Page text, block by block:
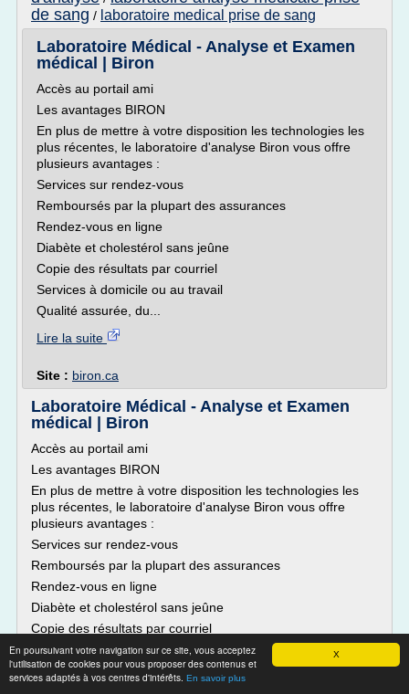
X
En poursuivant votre navigation sur ce site, vous acceptez
l'utilisation de cookies pour vous proposer des contenus et
services adaptés à vos centres d'intérêts. En savoir plus
de sang / laboratoire medical prise de sang
Laboratoire Médical - Analyse et Examen
médical | Biron
Accès au portail ami
Les avantages BIRON
En plus de mettre à votre disposition les technologies les
plus récentes, le laboratoire d'analyse Biron vous offre
plusieurs avantages :
Services sur rendez-vous
Remboursés par la plupart des assurances
Rendez-vous en ligne
Diabète et cholestérol sans jeûne
Copie des résultats par courriel
Services à domicile ou au travail
Qualité assurée, du...
Lire la suite
Site : biron.ca
Laboratoire Médical - Analyse et Examen
médical | Biron
Accès au portail ami
Les avantages BIRON
En plus de mettre à votre disposition les technologies les
plus récentes, le laboratoire d'analyse Biron vous offre
plusieurs avantages :
Services sur rendez-vous
Remboursés par la plupart des assurances
Rendez-vous en ligne
Diabète et cholestérol sans jeûne
Copie des résultats par courriel
Services à domicile ou au travail
Qualité assurée, du...